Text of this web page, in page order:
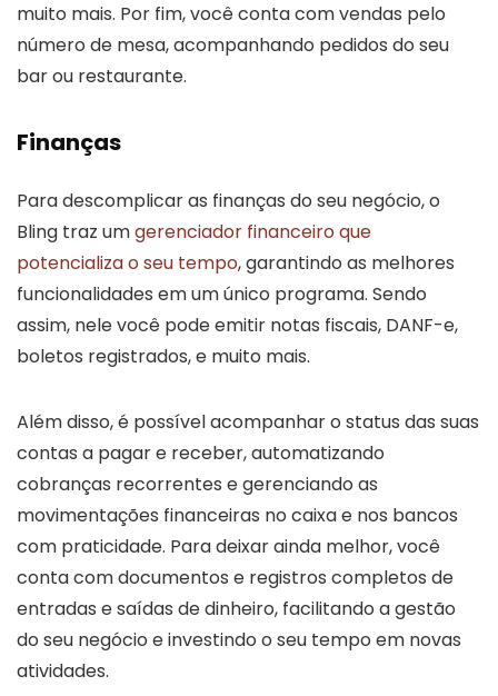
muito mais. Por fim, você conta com vendas pelo
número de mesa, acompanhando pedidos do seu
bar ou restaurante.
Finanças
Para descomplicar as finanças do seu negócio, o
Bling traz umgerenciador financeiro que
potencializa o seu tempo, garantindo as melhores
funcionalidades em um único programa. Sendo
assim, nele você pode emitir notas fiscais, DANF-e,
boletos registrados, e muito mais.
Além disso, é possível acompanhar o status das suas
contas a pagar e receber, automatizando
cobranças recorrentes e gerenciando as
movimentações financeiras no caixa e nos bancos
com praticidade. Para deixar ainda melhor, você
conta com documentos e registros completos de
entradas e saídas de dinheiro, facilitando a gestão
do seu negócio e investindo o seu tempo em novas
atividades.